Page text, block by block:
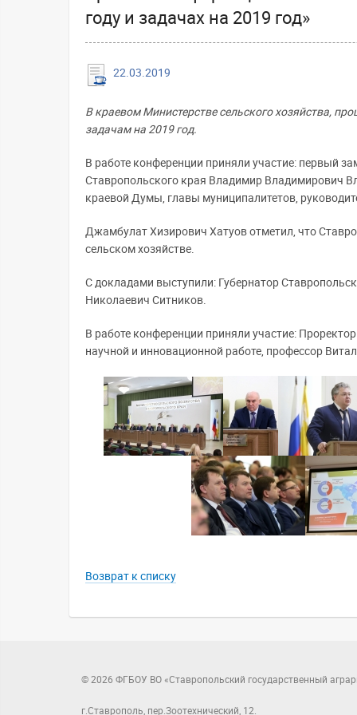
году и задачах на 2019 год»
22.03.2019
В краевом Министерстве сельского хозяйства,
задачам на 2019 год.
В работе конференции приняли участие: первый
Ставропольского края Владимир Владимирович
краевой Думы, главы муниципалитетов,
Джамбулат Хизирович Хатуов отметил, что
сельском хозяйстве.
С докладами выступили: Губернатор
Николаевич Ситников.
В работе конференции приняли участие:
научной и инновационной работе, профессор
Возврат к списку
© 2026 ФГБОУ ВО «Ставропольский государственный
г.Ставрополь, пер.Зоотехнический, 12.